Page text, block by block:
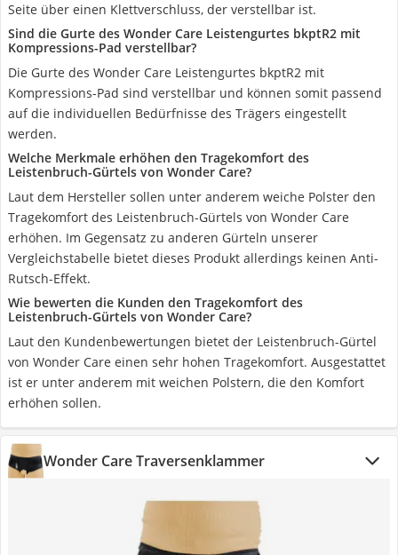
Seite über einen Klettverschluss, der verstellbar ist.
Sind die Gurte des Wonder Care Leistengurtes bkptR2 mit
Kompressions-Pad verstellbar?
Die Gurte des Wonder Care Leistengurtes bkptR2 mit
Kompressions-Pad sind verstellbar und können somit passend
auf die individuellen Bedürfnisse des Trägers eingestellt
werden.
Welche Merkmale erhöhen den Tragekomfort des
Leistenbruch-Gürtels von Wonder Care?
Laut dem Hersteller sollen unter anderem weiche Polster den
Tragekomfort des Leistenbruch-Gürtels von Wonder Care
erhöhen. Im Gegensatz zu anderen Gürteln unserer
Vergleichstabelle bietet dieses Produkt allerdings keinen Anti-
Rutsch-Effekt.
Wie bewerten die Kunden den Tragekomfort des
Leistenbruch-Gürtels von Wonder Care?
Laut den Kundenbewertungen bietet der Leistenbruch-Gürtel
von Wonder Care einen sehr hohen Tragekomfort. Ausgestattet
ist er unter anderem mit weichen Polstern, die den Komfort
erhöhen sollen.
Wonder Care Traversenklammer